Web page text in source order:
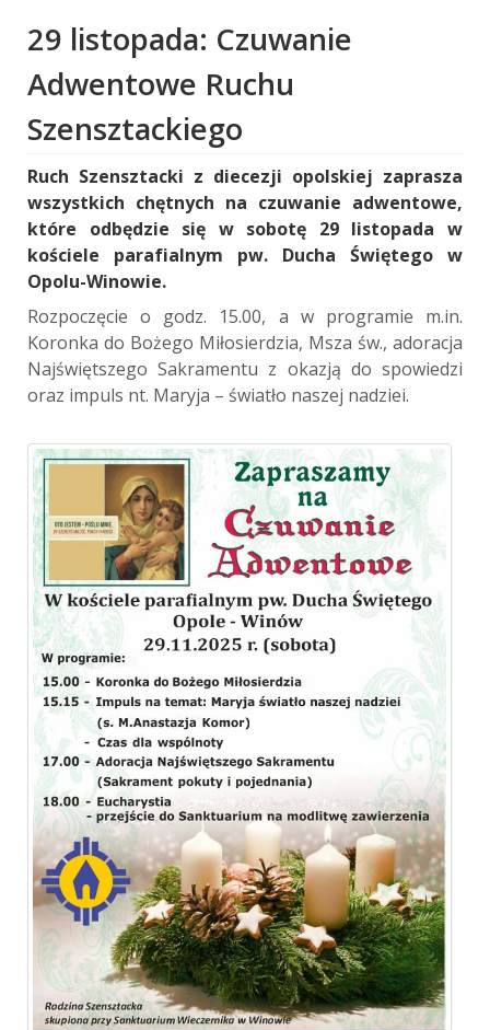
29 listopada: Czuwanie
Adwentowe Ruchu
Szensztackiego
Ruch Szensztacki z diecezji opolskiej zaprasza
wszystkich chętnych na czuwanie adwentowe,
które odbędzie się w sobotę 29 listopada w
kościele parafialnym pw. Ducha Świętego w
Opolu-Winowie.
Rozpoczęcie o godz. 15.00, a w programie m.in.
Koronka do Bożego Miłosierdzia, Msza św., adoracja
Najświętszego Sakramentu z okazją do spowiedzi
oraz impuls nt. Maryja – światło naszej nadziei.